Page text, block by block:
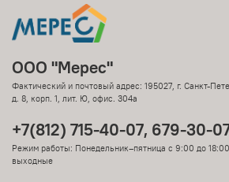
ООО "Мерес"
Фактический и почтовый адрес: 195027, г. Санкт-
д. 8, корп. 1, лит. Ю, офис. 304а
+7(812) 715-40-07, 679-30-
Режим работы: Понедельник–пятница с 9:00 до
выходные